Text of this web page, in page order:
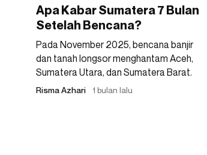
Apa Kabar Sumatera 7 Bulan
Setelah Bencana?
Pada November 2025, bencana banjir
dan tanah longsor menghantam Aceh,
Sumatera Utara, dan Sumatera Barat.
Risma Azhari 1 bulan lalu